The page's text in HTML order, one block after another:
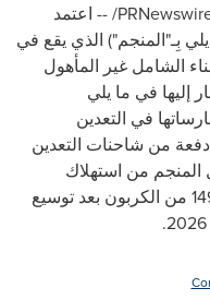
/ -- اعتمد
بِـ"المنجم") الذي يقع في
الشامل غير المأهول
إليها في ما يلي
في التعدين
من شاحنات التعدين
المنجم من استهلاك
47000 طن من الديزل وانبعاث 149000 من الكربون بعد توسيع